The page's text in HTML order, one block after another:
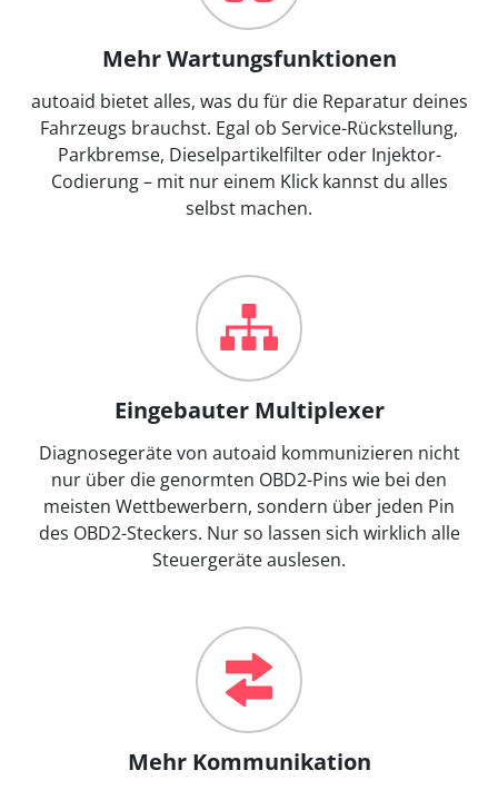
Mehr Wartungsfunktionen
autoaid bietet alles, was du für die Reparatur deines
Fahrzeugs brauchst. Egal ob Service-Rückstellung,
Parkbremse, Dieselpartikelfilter oder Injektor-
Codierung – mit nur einem Klick kannst du alles
selbst machen.
Eingebauter Multiplexer
Diagnosegeräte von autoaid kommunizieren nicht
nur über die genormten OBD2-Pins wie bei den
meisten Wettbewerbern, sondern über jeden Pin
des OBD2-Steckers. Nur so lassen sich wirklich alle
Steuergeräte auslesen.
Mehr Kommunikation